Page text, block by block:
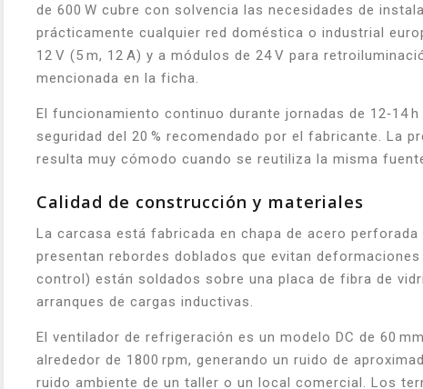
de 600 W cubre con solvencia las necesidades de
prácticamente cualquier red doméstica o industrial
12 V (5 m, 12 A) y a módulos de 24 V para
mencionada en la ficha.
El funcionamiento continuo durante jornadas de 12‑14
seguridad del 20 % recomendado por el fabricante. La
resulta muy cómodo cuando se reutiliza la misma
Calidad de construcción y materiales
La carcasa está fabricada en chapa de acero
presentan rebordes doblados que evitan
control) están soldados sobre una placa de fibra de
arranques de cargas inductivas.
El ventilador de refrigeración es un modelo DC de 60
alrededor de 1800 rpm, generando un ruido de
ruido ambiente de un taller o un local comercial. Los